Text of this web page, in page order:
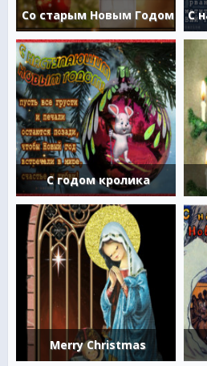
Со старым Новым Годом
С годом кролика
Merry Christmas